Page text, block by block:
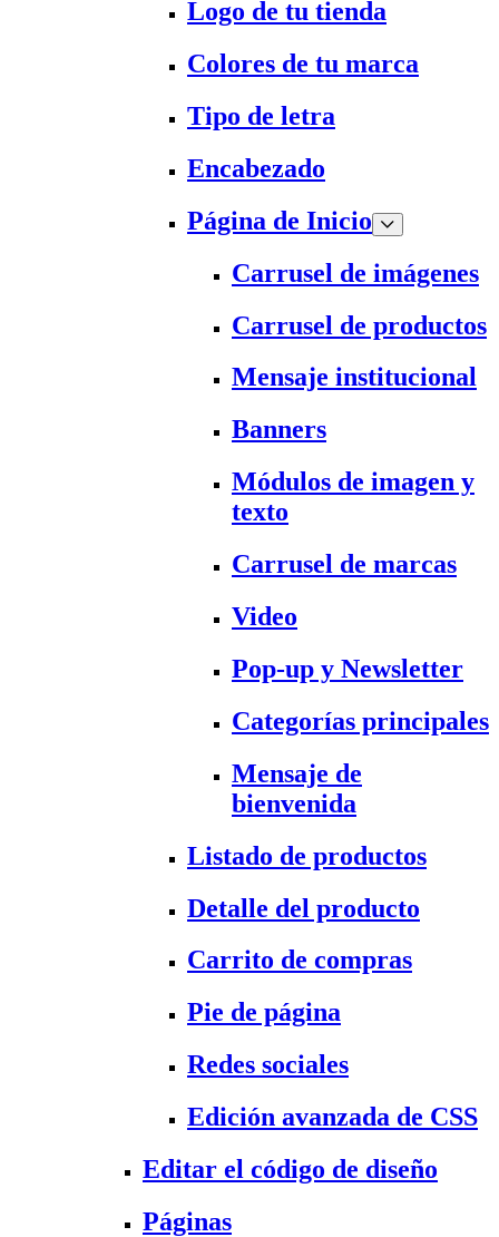
Logo de tu tienda
Colores de tu marca
Tipo de letra
Encabezado
Página de Inicio
Carrusel de imágenes
Carrusel de productos
Mensaje institucional
Banners
Módulos de imagen y
texto
Carrusel de marcas
Video
Pop-up y Newsletter
Categorías principales
Mensaje de
bienvenida
Listado de productos
Detalle del producto
Carrito de compras
Pie de página
Redes sociales
Edición avanzada de CSS
Editar el código de diseño
Páginas